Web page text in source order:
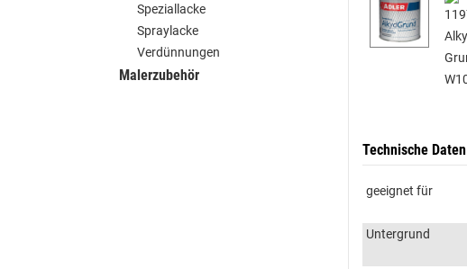
Speziallacke
Spraylacke
Verdünnungen
Malerzubehör
Technische Daten
geeignet für
Untergrund